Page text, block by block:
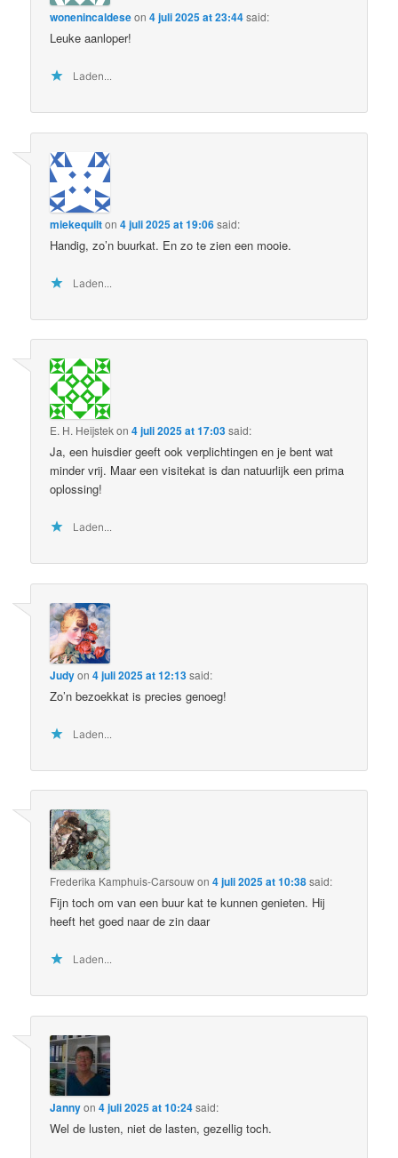
wonenincaldeseon4 juli 2025 at 23:44said:
Leuke aanloper!
Laden...
miekequilton4 juli 2025 at 19:06said:
Handig, zo’n buurkat. En zo te zien een mooie.
Laden...
E. H. Heijstekon4 juli 2025 at 17:03said:
Ja, een huisdier geeft ook verplichtingen en je bent wat
minder vrij. Maar een visitekat is dan natuurlijk een prima
oplossing!
Laden...
Judyon4 juli 2025 at 12:13said:
Zo’n bezoekkat is precies genoeg!
Laden...
Frederika Kamphuis-Carsouwon4 juli 2025 at 10:38said:
Fijn toch om van een buur kat te kunnen genieten. Hij
heeft het goed naar de zin daar
Laden...
Jannyon4 juli 2025 at 10:24said:
Wel de lusten, niet de lasten, gezellig toch.